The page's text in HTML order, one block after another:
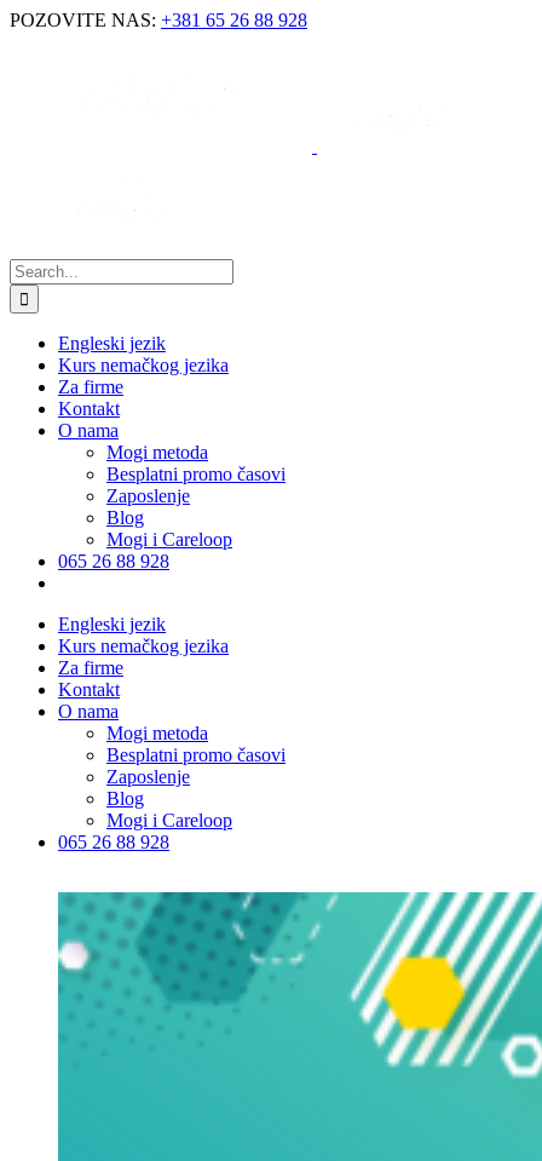
POZOVITE NAS: +381 65 26 88 928
Engleski jezik
Kurs nemačkog jezika
Za firme
Kontakt
O nama
Mogi metoda
Besplatni promo časovi
Zaposlenje
Blog
Mogi i Careloop
065 26 88 928
Engleski jezik
Kurs nemačkog jezika
Za firme
Kontakt
O nama
Mogi metoda
Besplatni promo časovi
Zaposlenje
Blog
Mogi i Careloop
065 26 88 928